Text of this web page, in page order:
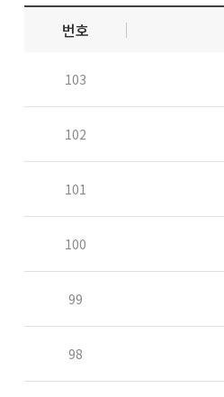
번호
103
102
101
100
99
98